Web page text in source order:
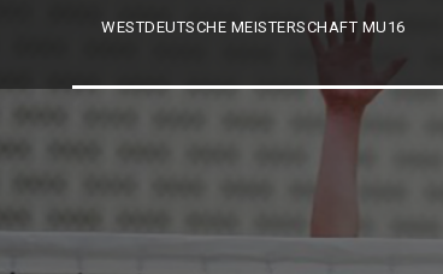
WESTDEUTSCHE MEISTERSCHAFT MU16